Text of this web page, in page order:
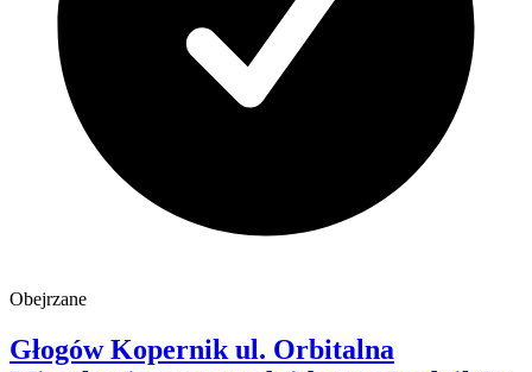
Obejrzane
Głogów Kopernik ul. Orbitalna